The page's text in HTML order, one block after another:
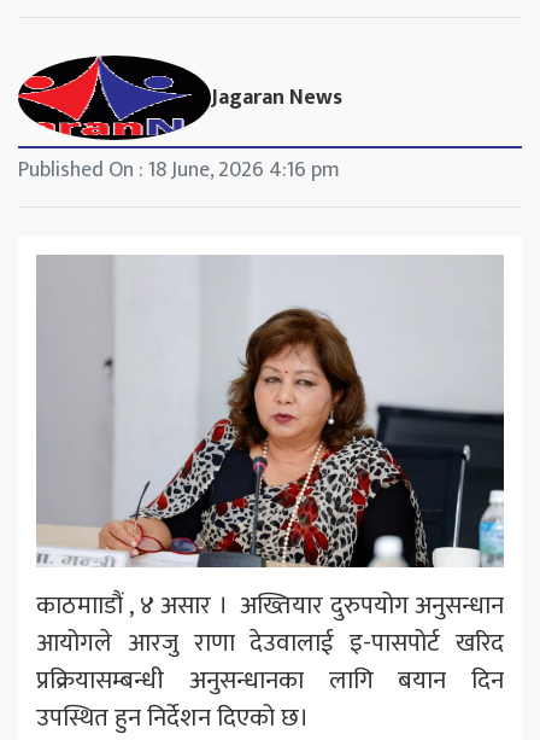
Jagaran News
Published On : 18 June, 2026 4:16 pm
काठमााडौं , ४ असार । अख्तियार दुरुपयोग अनुसन्धान
आयोगले आरजु राणा देउवालाई इ-पासपोर्ट खरिद
प्रक्रियासम्बन्धी अनुसन्धानका लागि बयान दिन
उपस्थित हुन निर्देशन दिएको छ।